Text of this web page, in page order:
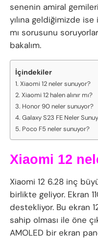
senenin amiral
yılına geldiğimizde ise
mı sorusunu
bakalım.
İçindekiler
Xiaomi 12 neler sunuyor?
Xiaomi 12 halen alınır mı?
Honor 90 neler sunuyor?
Galaxy S23 FE Neler
Poco F5 neler sunuyor?
Xiaomi 12
Xiaomi 12 6.28 inç
birlikte geliyor. Ekran
destekliyor. Bu ekran
sahip olması ile öne
AMOLED bir ekran